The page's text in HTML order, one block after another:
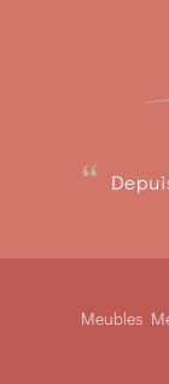
“
Meubles